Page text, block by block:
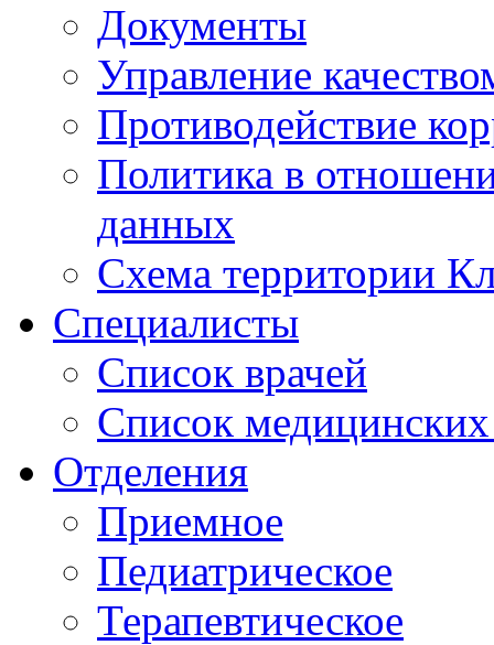
Документы
Управление
Противодействие
Политика в
данных
Схема территории
Специалисты
Список врачей
Список медицинских
Отделения
Приемное
Педиатрическое
Терапевтическое